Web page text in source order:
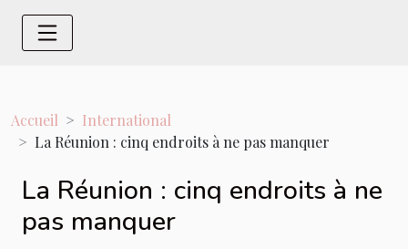
Accueil
International
La Réunion : cinq endroits à ne pas manquer
La Réunion : cinq endroits à ne
pas manquer